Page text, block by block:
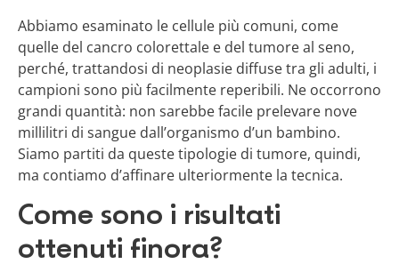
Abbiamo esaminato le cellule più comuni, come
quelle del cancro colorettale e del tumore al seno,
perché, trattandosi di neoplasie diffuse tra gli adulti, i
campioni sono più facilmente reperibili. Ne occorrono
grandi quantità: non sarebbe facile prelevare nove
millilitri di sangue dall’organismo d’un bambino.
Siamo partiti da queste tipologie di tumore, quindi,
ma contiamo d’affinare ulteriormente la tecnica.
Come sono i risultati
ottenuti finora?